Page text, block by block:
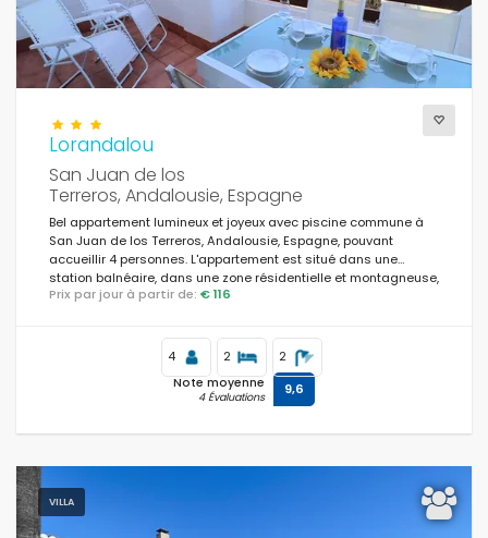
Lorandalou
San Juan de los
Terreros, Andalousie, Espagne
Bel appartement lumineux et joyeux avec piscine commune à
San Juan de los Terreros, Andalousie, Espagne, pouvant
accueillir 4 personnes. L'appartement est situé dans une
station balnéaire, dans une zone résidentielle et montagneuse,
à proximité des supermarchés et à 200 m de la plage.
Prix par jour à partir de: € 116
4 2 2
Note moyenne
4 Évaluations 9,6
VILLA